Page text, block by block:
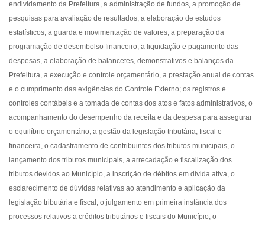
endividamento da Prefeitura, a administração de fundos, a promoção de
pesquisas para avaliação de resultados, a elaboração de estudos
estatísticos, a guarda e movimentação de valores, a preparação da
programação de desembolso financeiro, a liquidação e pagamento das
despesas, a elaboração de balancetes, demonstrativos e balanços da
Prefeitura, a execução e controle orçamentário, a prestação anual de contas
e o cumprimento das exigências do Controle Externo; os registros e
controles contábeis e a tomada de contas dos atos e fatos administrativos, o
acompanhamento do desempenho da receita e da despesa para assegurar
o equilíbrio orçamentário, a gestão da legislação tributária, fiscal e
financeira, o cadastramento de contribuintes dos tributos municipais, o
lançamento dos tributos municipais, a arrecadação e fiscalização dos
tributos devidos ao Município, a inscrição de débitos em dívida ativa, o
esclarecimento de dúvidas relativas ao atendimento e aplicação da
legislação tributária e fiscal, o julgamento em primeira instância dos
processos relativos a créditos tributários e fiscais do Município, o